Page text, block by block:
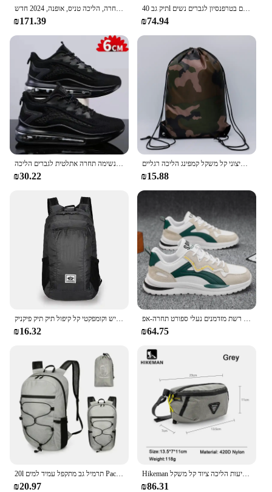
companion.
חם של גברים למכירה חם עבה נשם נעלי ריצה קלות משקל, מזדמנים, נעלי ספורט תחרה, הליכה טניס, אופנה, 2024 חדש
₪171.39
תיק גב 40l עמיד למים קל משקל רגליים חיצונית טרקים טרקים בטרפנסיון לגברים נשים
₪74.94
נעלי ריצה 2024 נעלי ספורט נוחות קל לנשימה תחרה אתלטית לגברים הליכה
₪30.22
תיק גב הסוואה תיק כושר נסיעות ספורט שק חיצוני קל משקל קמפינג הליכה רגליים
₪15.88
₪16.32 ₪64.75
₪20.97
Hikeman המותניים תיק ספורט ספורט מטפס הרים אופניים תיק נייד תיק הרחבה חבילת נסיעות הליכה ציוד קל משקל
₪86.31